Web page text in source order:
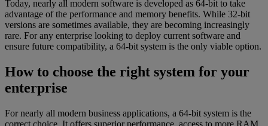
Today, nearly all modern software is developed as 64-bit to take
advantage of the performance and memory benefits. While 32-bit
versions are sometimes available, they are becoming increasingly
rare. For any enterprise looking to deploy current software and
ensure future compatibility, a 64-bit system is the only viable option.
How to choose the right system for your
enterprise
For nearly all modern business applications, a 64-bit system is the
correct choice. It offers superior performance, access to more RAM,